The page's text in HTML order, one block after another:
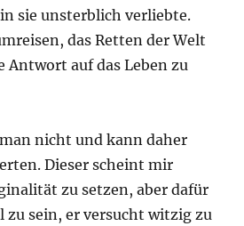
sie unsterblich verliebte.
das Retten der Welt
Antwort auf das Leben zu
nicht und kann daher
Dieser scheint mir
zu setzen, aber dafür
zu sein, er versucht witzig zu